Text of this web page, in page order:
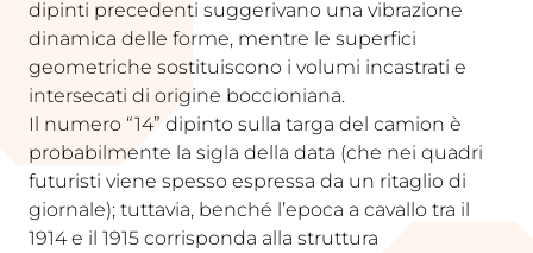
dipinti precedenti suggerivano una vibrazione
dinamica delle forme, mentre le superfici
geometriche sostituiscono i volumi incastrati e
intersecati di origine boccioniana.
Il numero “14” dipinto sulla targa del camion è
probabilmente la sigla della data (che nei quadri
futuristi viene spesso espressa da un ritaglio di
giornale); tuttavia, benché l’epoca a cavallo tra il
1914 e il 1915 corrisponda alla struttura